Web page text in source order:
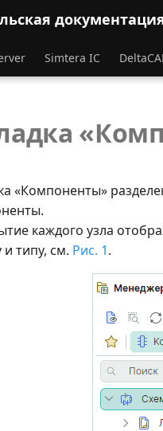
Simtera IC
«Компоненты»
каждого узла
и типу, см. Рис. 1.